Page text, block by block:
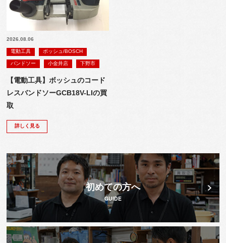
2026.08.06
電動工具 ボッシュ/BOSCH
バンドソー 小金井店 下野市
【電動工具】ボッシュのコード
レスバンドソーGCB18V-LIの買
取
詳しく見る
初めての方へ
GUIDE